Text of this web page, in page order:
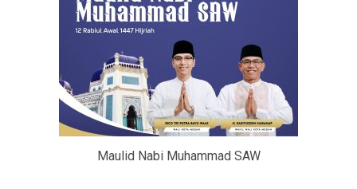
Maulid Nabi Muhammad SAW